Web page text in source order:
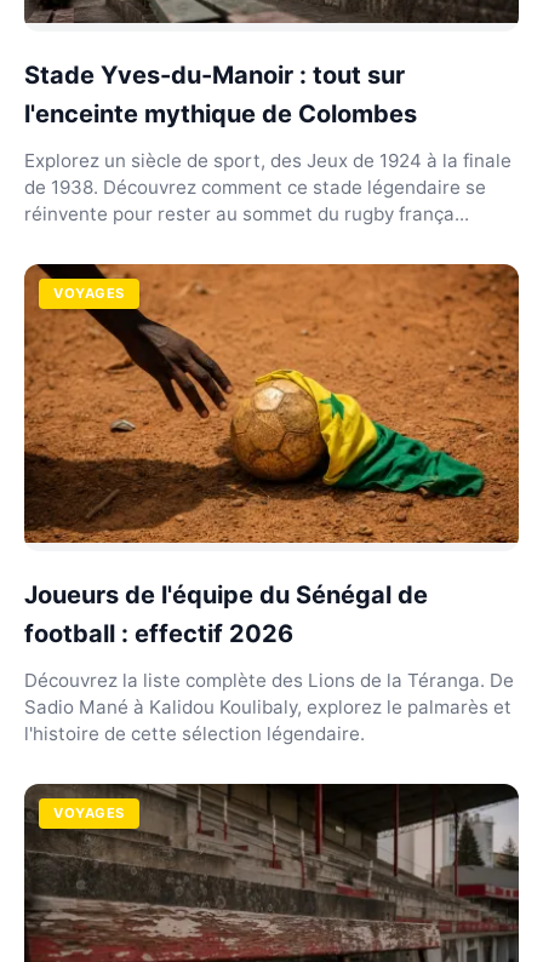
Stade Yves-du-Manoir : tout sur
l'enceinte mythique de Colombes
Explorez un siècle de sport, des Jeux de 1924 à la finale
de 1938. Découvrez comment ce stade légendaire se
réinvente pour rester au sommet du rugby frança...
VOYAGES
Joueurs de l'équipe du Sénégal de
football : effectif 2026
Découvrez la liste complète des Lions de la Téranga. De
Sadio Mané à Kalidou Koulibaly, explorez le palmarès et
l'histoire de cette sélection légendaire.
VOYAGES